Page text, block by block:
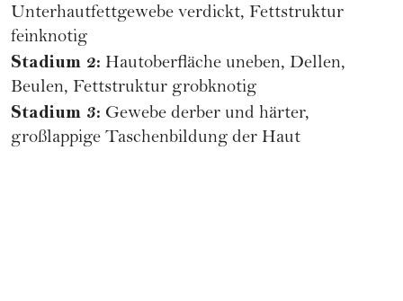
Unterhautfettgewebe verdickt, Fettstruktur
feinknotig
Stadium 2: Hautoberfläche uneben, Dellen,
Beulen, Fettstruktur grobknotig
Stadium 3: Gewebe derber und härter,
großlappige Taschenbildung der Haut